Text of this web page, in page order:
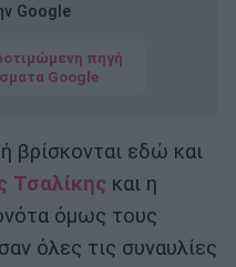
Google
πηγή
Google
βρίσκονται εδώ και
Τσαλίκης και η
όμως τους
όλες τις συναυλίες